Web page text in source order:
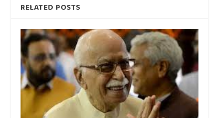
RELATED POSTS